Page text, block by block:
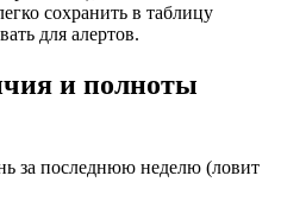
сохранить в таблицу
для алертов.
и полноты
за последнюю неделю (ловит